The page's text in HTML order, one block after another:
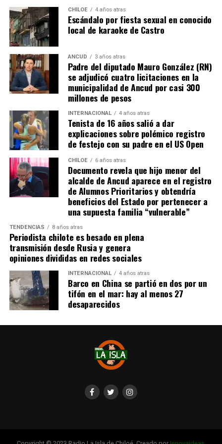
resuena desde todo Chiloé, cuna del apoyo recibido por
parte de Camila Gómez, hasta nuestro lejano norte. Es
que, a diferencia del conocido dicho, en este caso, todos
los caminos conducen a… La Moneda y, mientras se
espera ese gesto por parte de la madre del pequeño
Tomás, los pasos siguen quemando los pies de Fernando
en pos de que cada kilómetro recorrido, signifique más
que una llegada a Santiago, un arribo a la cura de su hijo
Actualmente, Gómez se encuentra en Santiago
realizando trámites y participando como invitada en
distintos medios de comunicación. Aunque aún no tiene
una fecha exacta para su viaje a Estados Unidos, donde
se administra el medicamento, indicó que esperan
realizarlo «a mediados de junio».
Cabe destacar que, pese a que se logró reunir el dinero y,
por ende, la meta se cumplió, continúan circulando por
redes sociales, eventos a beneficios de Tomás Ross.
¿Como ayudar?
Instagram, Dante_contra_duchenne
Fernando Jara (padre)
19.968.680-1
Banco Falabella, cuenta corriente
11510154944
fernandokine1998@gmail.com
CHILOE 4 años atras
Escándalo por fiesta sexual en conocido
local de karaoke de Castro
ANCUD 3 años atras
Padre del diputado Mauro González (RN)
se adjudicó cuatro licitaciones en la
municipalidad de Ancud por casi 300
millones de pesos
INTERNACIONAL 4 años atras
Tenista de 16 años salió a dar
explicaciones sobre polémico registro
de festejo con su padre en el US Open
CHILOE 6 años atras
Documento revela que hijo menor del
alcalde de Ancud aparece en el registro
de Alumnos Prioritarios y obtendría
beneficios del Estado por pertenecer a
una supuesta familia “vulnerable”
TENDENCIAS 8 años atras
Periodista chilote es besado en plena
transmisión desde Rusia y genera
opiniones divididas en redes sociales
INTERNACIONAL 4 años atras
Barco en China se partió en dos por un
tifón en el mar: hay al menos 27
desaparecidos